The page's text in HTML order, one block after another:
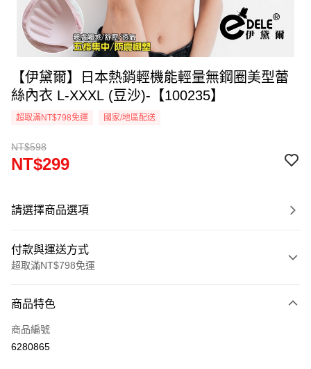
【伊黛爾】日本熱銷輕機能輕量無鋼圈美型蕾
絲內衣 L-XXXL (豆沙)-【100235】
超取滿NT$798免運 國家/地區配送
NT$598
NT$299
請選擇商品選項
付款與運送方式
超取滿NT$798免運
信用卡一次付款
超商取貨付款
商品特色
商品編號
6280865